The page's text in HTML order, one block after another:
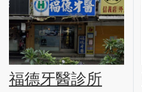
福德牙醫診所